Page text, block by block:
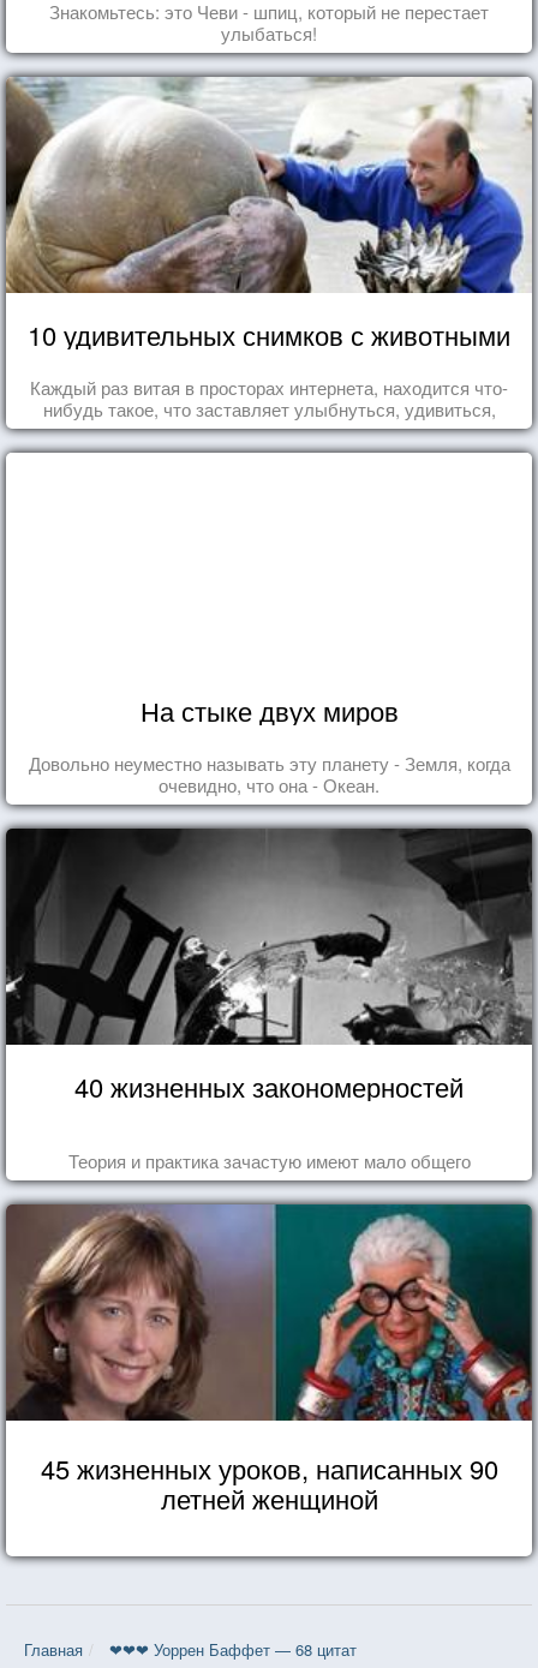
Знакомьтесь: это Чеви - шпиц, который не перестает
улыбаться!
10 удивительных снимков с животными
Каждый раз витая в просторах интернета, находится что-
нибудь такое, что заставляет улыбнуться, удивиться,
восхититься...
На стыке двух миров
Довольно неуместно называть эту планету - Земля, когда
очевидно, что она - Океан.
40 жизненных закономерностей
Теория и практика зачастую имеют мало общего
45 жизненных уроков, написанных 90
летней женщиной
Главная ❤❤❤ Уоррен Баффет — 68 цитат